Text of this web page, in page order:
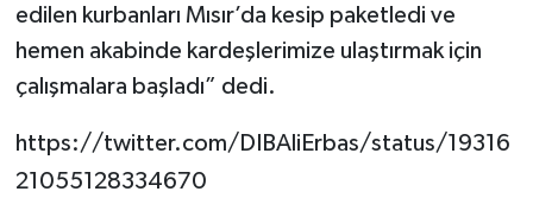
edilen kurbanları Mısır’da kesip paketledi ve
hemen akabinde kardeşlerimize ulaştırmak için
çalışmalara başladı” dedi.
https://twitter.com/DIBAliErbas/status/19316
21055128334670